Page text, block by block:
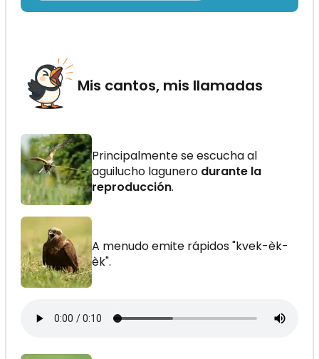
Mis cantos, mis llamadas
Principalmente se escucha al
aguilucho lagunero durante la
reproducción.
A menudo emite rápidos "kvek-èk-
èk".